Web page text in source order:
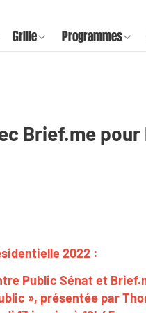
Grille Programmes
Brief.me
2022 :
Public Sénat et
», présentée par